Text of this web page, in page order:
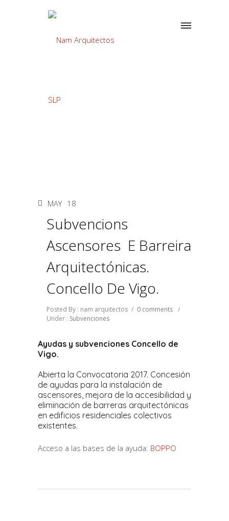
MAY 18
Subvencions
Ascensores E Barreiras
Arquitectónicas.
Concello De Vigo.
Posted By : nam arquitectos / 0 comments /
Under : Subvenciones
Ayudas y subvenciones Concello de
Vigo.
Abierta la Convocatoria 2017. Concesión
de ayudas para la instalación de
ascensores, mejora de la accesibilidad y
eliminación de barreras arquitectónicas
en edificios residenciales colectivos
existentes.
Acceso a las bases de la ayuda: BOPPO